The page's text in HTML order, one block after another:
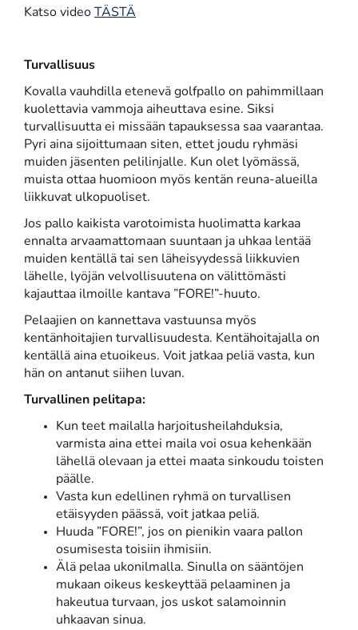
Katso video TÄSTÄ
Turvallisuus
Kovalla vauhdilla etenevä golfpallo on pahimmillaan
kuolettavia vammoja aiheuttava esine. Siksi
turvallisuutta ei missään tapauksessa saa vaarantaa.
Pyri aina sijoittumaan siten, ettet joudu ryhmäsi
muiden jäsenten pelilinjalle. Kun olet lyömässä,
muista ottaa huomioon myös kentän reuna-alueilla
liikkuvat ulkopuoliset.
Jos pallo kaikista varotoimista huolimatta karkaa
ennalta arvaamattomaan suuntaan ja uhkaa lentää
muiden kentällä tai sen läheisyydessä liikkuvien
lähelle, lyöjän velvollisuutena on välittömästi
kajauttaa ilmoille kantava ”FORE!”-huuto.
Pelaajien on kannettava vastuunsa myös
kentänhoitajien turvallisuudesta. Kentähoitajalla on
kentällä aina etuoikeus. Voit jatkaa peliä vasta, kun
hän on antanut siihen luvan.
Turvallinen pelitapa:
Kun teet mailalla harjoitusheilahduksia,
varmista aina ettei maila voi osua kehenkään
lähellä olevaan ja ettei maata sinkoudu toisten
päälle.
Vasta kun edellinen ryhmä on turvallisen
etäisyyden päässä, voit jatkaa peliä.
Huuda ”FORE!”, jos on pienikin vaara pallon
osumisesta toisiin ihmisiin.
Älä pelaa ukonilmalla. Sinulla on sääntöjen
mukaan oikeus keskeyttää pelaaminen ja
hakeutua turvaan, jos uskot salamoinnin
uhkaavan sinua.